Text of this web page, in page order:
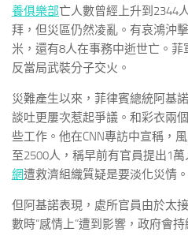
養俱樂部亡人數曾經上升到2344
拜，但災區仍然凌亂。有哀鴻沖
米，還有8人在事務中逝世亡。
反當局武裝分子交火。
災難產生以來，菲律賓總統阿基
談吐更屢次惹起爭議。和彩衣兩
些工作。他在CNN專訪中宣稱，
至2500人，稱早前有官員提出1萬
網遭救濟組織質疑是要淡化災情。
但阿基諾表現，處所官員由於太
數時“感情上”遭到影響，政府會